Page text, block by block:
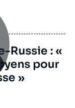
Russie : «
pour
»